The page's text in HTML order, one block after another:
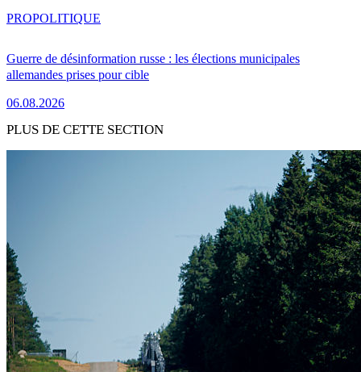
Guerre de désinformation russe : les élections municipales
allemandes prises pour cible
06.08.2026
PROPOLITIQUE
PLUS DE CETTE SECTION